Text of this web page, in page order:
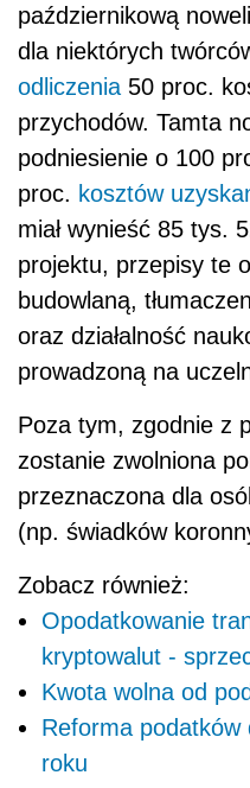
październikową
dla niektórych
odliczenia 50 proc.
przychodów. Tamta
podniesienie o 100
proc. kosztów
miał wynieść 85 tys.
projektu, przepisy te
budowlaną,
oraz działalność
prowadzoną na
Poza tym, zgodnie z
zostanie zwolniona
przeznaczona dla
(np. świadków
Zobacz również:
Opodatkowanie
kryptowalut -
Kwota wolna od
Reforma podatków
roku